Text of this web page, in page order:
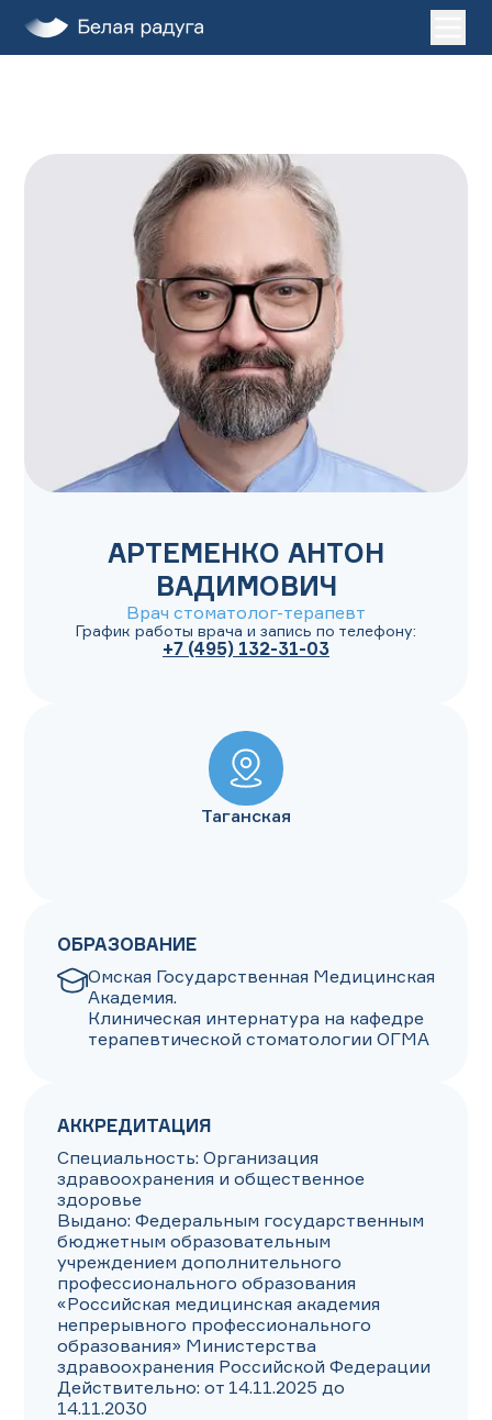
О нас
Лечение во сне
ЗАПИСАТЬСЯ НА ПРИЕМ
+7 (495) 132-31-03
АРТЕМЕНКО АНТОН
ВАДИМОВИЧ
Врач стоматолог-терапевт
График работы врача и запись по телефону:
+7 (495) 132-31-03
Таганская
ОБРАЗОВАНИЕ
Омская Государственная Медицинская
Академия.
Клиническая интернатура на кафедре
терапевтической стоматологии ОГМА
АККРЕДИТАЦИЯ
Специальность: Организация
здравоохранения и общественное
здоровье
Выдано: Федеральным государственным
бюджетным образовательным
учреждением дополнительного
профессионального образования
«Российская медицинская академия
непрерывного профессионального
образования» Министерства
здравоохранения Российской Федерации
Действительно: от 14.11.2025 до
14.11.2030